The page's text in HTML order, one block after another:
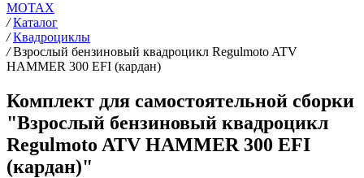
MOTAX
/ Каталог
/ Квадроциклы
/ Взрослый бензиновый квадроцикл Regulmoto ATV
HAMMER 300 EFI (кардан)
Комплект для самостоятельной сборки
"Взрослый бензиновый квадроцикл
Regulmoto ATV HAMMER 300 EFI
(кардан)"